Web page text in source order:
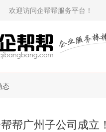
欢迎访问企帮帮服务平台！
态
帮广州子公司成立！